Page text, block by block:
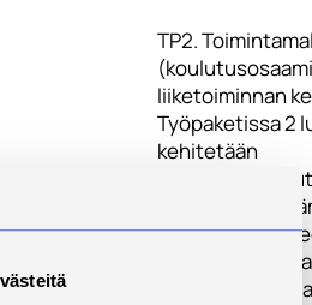
TP2.
liiketoiminnan
Työpaketissa 2
kehitetään
toimintamalli.